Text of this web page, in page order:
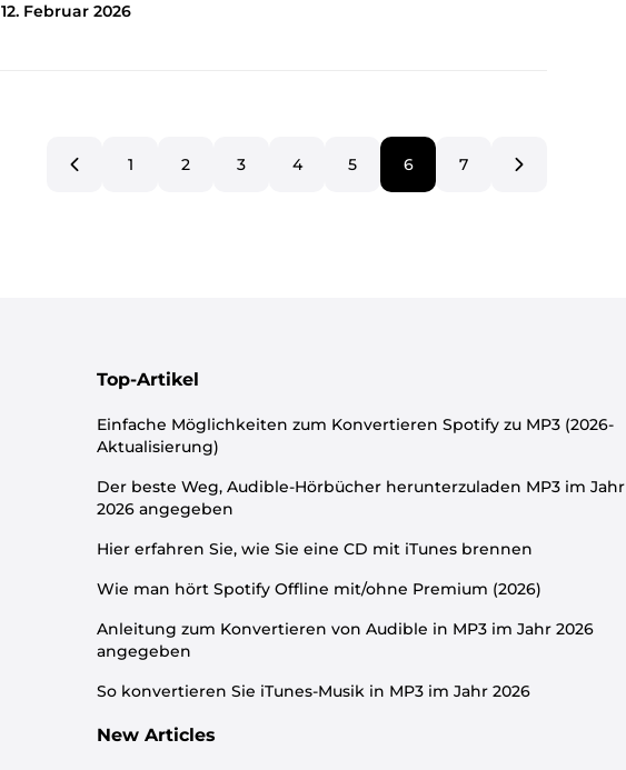
12. Februar 2026
1 2 3 4 5 6 7
Top-Artikel
Einfache Möglichkeiten zum Konvertieren Spotify zu MP3 (2026-
Aktualisierung)
Der beste Weg, Audible-Hörbücher herunterzuladen MP3 im Jahr
2026 angegeben
Hier erfahren Sie, wie Sie eine CD mit iTunes brennen
Wie man hört Spotify Offline mit/ohne Premium (2026)
Anleitung zum Konvertieren von Audible in MP3 im Jahr 2026
angegeben
So konvertieren Sie iTunes-Musik in MP3 im Jahr 2026
New Articles